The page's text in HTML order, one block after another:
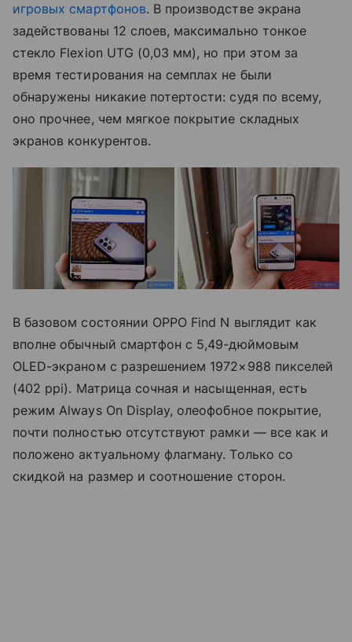
игровых смартфонов. В производстве экрана
задействованы 12 слоев, максимально тонкое
стекло Flexion UTG (0,03 мм), но при этом за
время тестирования на семплах не были
обнаружены никакие потертости: судя по всему,
оно прочнее, чем мягкое покрытие складных
экранов конкурентов.
В базовом состоянии OPPO Find N выглядит как
вполне обычный смартфон с 5,49-дюймовым
OLED-экраном c разрешением 1972×988 пикселей
(402 ppi). Матрица сочная и насыщенная, есть
режим Always On Display, олеофобное покрытие,
почти полностью отсутствуют рамки — все как и
положено актуальному флагману. Только со
скидкой на размер и соотношение сторон.